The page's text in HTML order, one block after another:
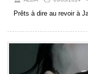
Prêts à dire au revoir à